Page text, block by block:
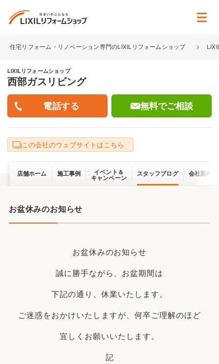
住宅リフォーム・リノベーション専門のLIXILリフォームショップ
LIXILリフォームショップ
西部ガスリビング
無料でご相談
この会社のウェブサイトはこちら
店舗ホーム 施工事例
イベント＆
キャンペーン
スタッフブログ 会社案内
お盆休みのお知らせ
お盆休みのお知らせ
誠に勝手ながら、お盆期間は
下記の通り、休業いたします。
ご迷惑をおかけいたしますが、何卒ご理解のほど
宜しくお願いいたします。
記